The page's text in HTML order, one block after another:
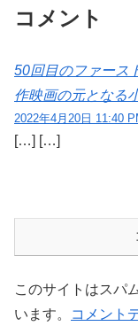
コメント
50回目のファース
作映画の元となる
2022年4月20日 11:40
[…] […]
このサイトはスパ
います。
コメント